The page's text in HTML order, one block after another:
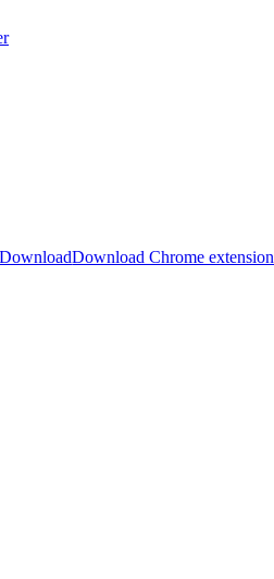
DownloadDownload Chrome extension